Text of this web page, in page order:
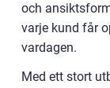
och
varje kund får
vardagen.
Med ett stort